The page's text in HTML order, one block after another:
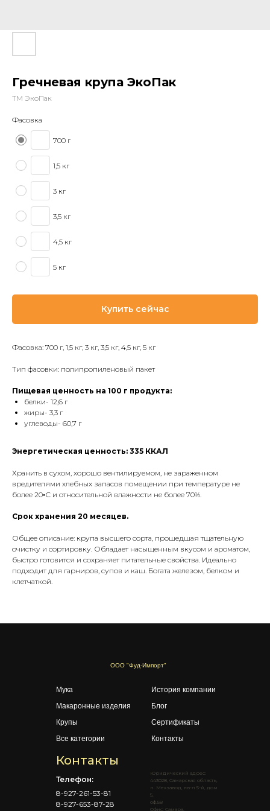
Гречневая крупа ЭкоПак
ТМ ЭкоПак
Фасовка
700 г
1,5 кг
3 кг
3,5 кг
4,5 кг
5 кг
Купить сейчас
Фасовка: 700 г, 1,5 кг, 3 кг, 3,5 кг, 4,5 кг, 5 кг
Тип фасовки: полипропиленовый пакет
Пищевая ценность на 100 г продукта:
белки- 12,6 г
жиры- 3,3 г
углеводы- 60,7 г
Энергетическая ценность: 335 ККАЛ
Хранить в сухом, хорошо вентилируемом, не зараженном
вредителями хлебных запасов помещении при температуре не
более 20◦С и относительной влажности не более 70%.
Срок хранения 20 месяцев.
Общее описание: крупа высшего сорта, прошедшая тщательную
очистку и сортировку. Обладает насыщенным вкусом и ароматом,
быстро готовится и сохраняет питательные свойства. Идеально
подходит для гарниров, супов и каш. Богата железом, белком и
клетчаткой.
История компании
Блог
Сертификаты
Контакты
Мука
Макаронные изделия
Крупы
Все категории
ООО "Фуд-Импорт"
Юридический адрес:
443028, Самарская область,
п. Мехзавод, кв-л 5-й, дом
5,
оф.58
Офис: Самара,
Контакты
Телефон:
8-927-261-53-81
8-927-653-87-28